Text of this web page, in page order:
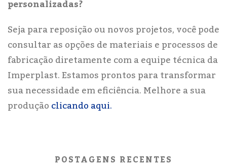
personalizadas?
Seja para reposição ou novos projetos, você pode
consultar as opções de materiais e processos de
fabricação diretamente com a equipe técnica da
Imperplast. Estamos prontos para transformar
sua necessidade em eficiência. Melhore a sua
produçãoclicando aqui.
POSTAGENS RECENTES